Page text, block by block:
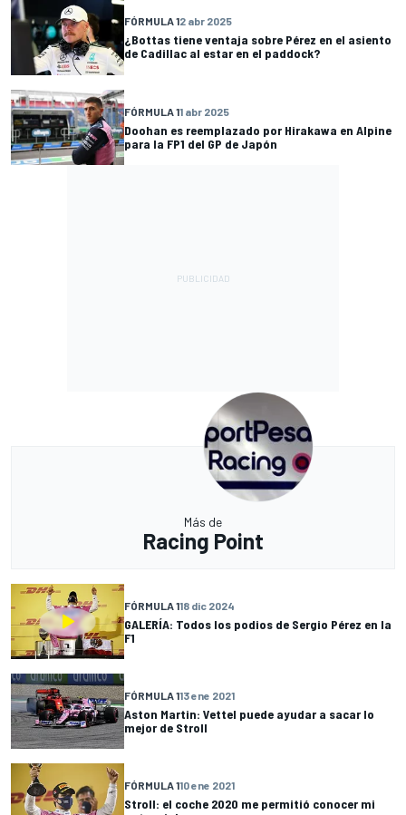
FÓRMULA 12 abr 2025
¿Bottas tiene ventaja sobre Pérez en el asiento
de Cadillac al estar en el paddock?
FÓRMULA 11 abr 2025
Doohan es reemplazado por Hirakawa en Alpine
para la FP1 del GP de Japón
Más de
Racing Point
FÓRMULA 118 dic 2024
GALERÍA: Todos los podios de Sergio Pérez en la
F1
FÓRMULA 113 ene 2021
Aston Martin: Vettel puede ayudar a sacar lo
mejor de Stroll
FÓRMULA 110 ene 2021
Stroll: el coche 2020 me permitió conocer mi